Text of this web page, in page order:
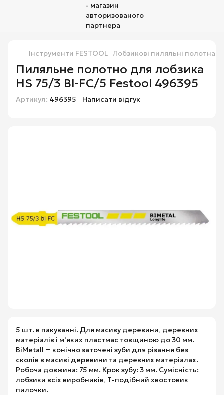
Інструменти FESTOOL Лобзикові пиляльні полотна
Пиляльне полотно для лобзика
HS 75/3 BI-FC/5 Festool 496395
Артикул: 496395 Написати відгук
5 шт. в пакуванні. Для масиву деревини, деревних
матеріалів і м'яких пластмас товщиною до 30 мм.
BiMetall ― конічно заточені зуби для різання без
сколів в масиві деревини та деревних матеріалах.
Робоча довжина: 75 мм. Крок зубу: 3 мм. Сумісність:
лобзики всіх виробників, Т-подібний хвостовик
пилочки.